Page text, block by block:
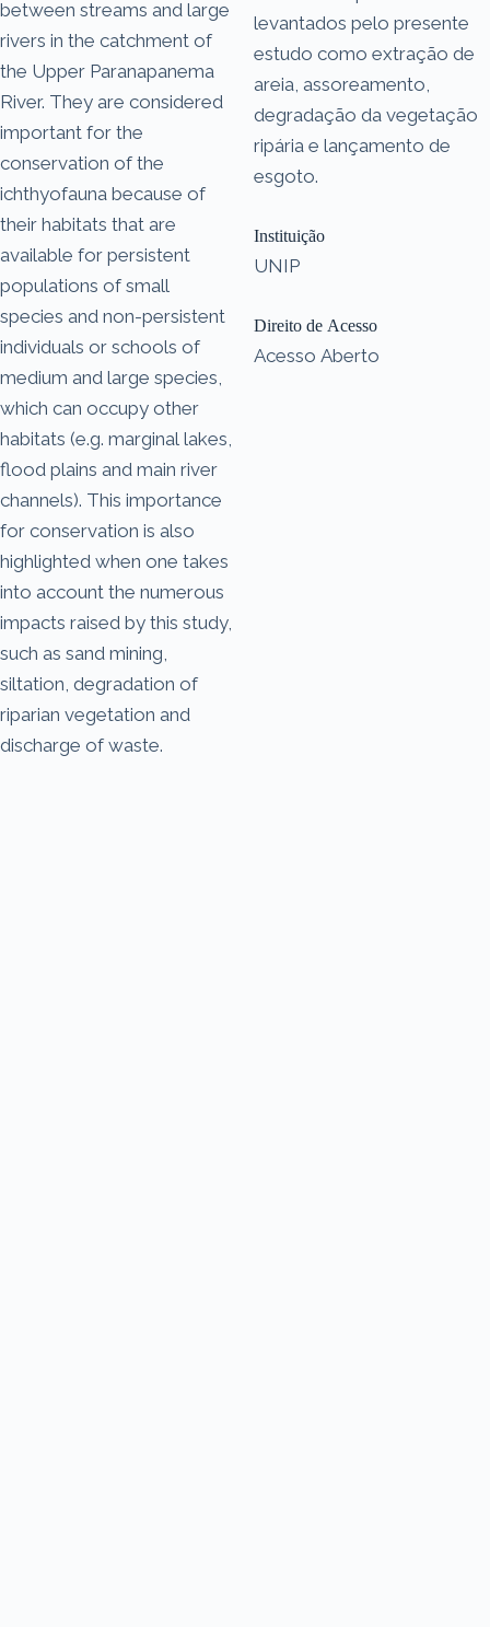
between streams and large
rivers in the catchment of
the Upper Paranapanema
River. They are considered
important for the
conservation of the
ichthyofauna because of
their habitats that are
available for persistent
populations of small
species and non-persistent
individuals or schools of
medium and large species,
which can occupy other
habitats (e.g. marginal lakes,
flood plains and main river
channels). This importance
for conservation is also
highlighted when one takes
into account the numerous
impacts raised by this study,
such as sand mining,
siltation, degradation of
riparian vegetation and
discharge of waste.
levantados pelo presente
estudo como extração de
areia, assoreamento,
degradação da vegetação
ripária e lançamento de
esgoto.
Instituição
UNIP
Direito de Acesso
Acesso Aberto